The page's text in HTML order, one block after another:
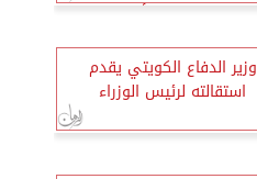
الاستراتيجية بالأسواق
وزير الدفاع الكويتي يقدم
استقالته لرئيس الوزراء